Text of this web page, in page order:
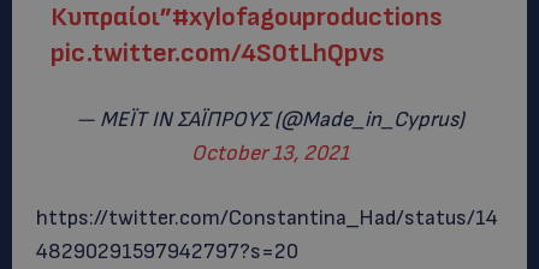
Κυπραίοι”#xylofagouproductions
pic.twitter.com/4S0tLhQpvs
— ΜΕΪΤ ΙΝ ΣΑΪΠΡΟΥΣ (@Made_in_Cyprus)
October 13, 2021
https://twitter.com/Constantina_Had/status/14
48290291597942797?s=20